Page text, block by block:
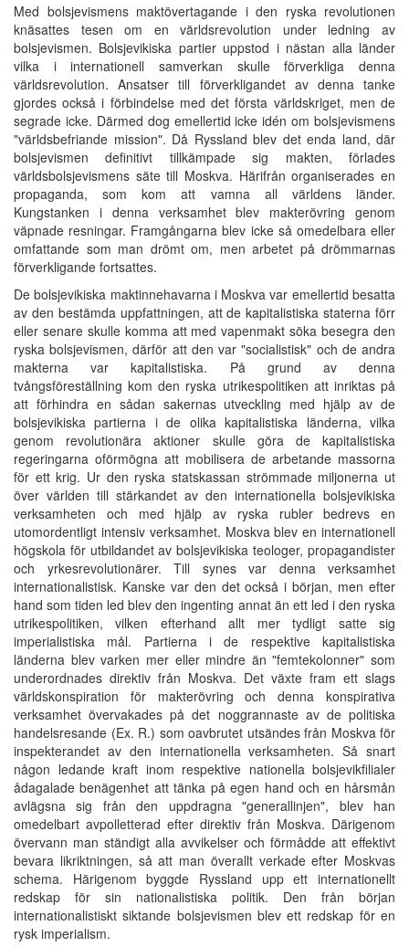
Med bolsjevismens maktövertagande i den ryska revolutionen
knäsattes tesen om en världsrevolution under ledning av
bolsjevismen. Bolsjevikiska partier uppstod i nästan alla länder
vilka i internationell samverkan skulle förverkliga denna
världsrevolution. Ansatser till förverkligandet av denna tanke
gjordes också i förbindelse med det första världskriget, men de
segrade icke. Därmed dog emellertid icke idén om bolsjevismens
"världsbefriande mission". Då Ryssland blev det enda land, där
bolsjevismen definitivt tillkämpade sig makten, förlades
världsbolsjevismens säte till Moskva. Härifrån organiserades en
propaganda, som kom att vamna all världens länder.
Kungstanken i denna verksamhet blev makterövring genom
väpnade resningar. Framgångarna blev icke så omedelbara eller
omfattande som man drömt om, men arbetet på drömmarnas
förverkligande fortsattes.
De bolsjevikiska maktinnehavarna i Moskva var emellertid besatta
av den bestämda uppfattningen, att de kapitalistiska staterna förr
eller senare skulle komma att med vapenmakt söka besegra den
ryska bolsjevismen, därför att den var "socialistisk" och de andra
makterna var kapitalistiska. På grund av denna
tvångsföreställning kom den ryska utrikespolitiken att inriktas på
att förhindra en sådan sakernas utveckling med hjälp av de
bolsjevikiska partierna i de olika kapitalistiska länderna, vilka
genom revolutionära aktioner skulle göra de kapitalistiska
regeringarna oförmögna att mobilisera de arbetande massorna
för ett krig. Ur den ryska statskassan strömmade miljonerna ut
över världen till stärkandet av den internationella bolsjevikiska
verksamheten och med hjälp av ryska rubler bedrevs en
utomordentligt intensiv verksamhet. Moskva blev en internationell
högskola för utbildandet av bolsjevikiska teologer, propagandister
och yrkesrevolutionärer. Till synes var denna verksamhet
internationalistisk. Kanske var den det också i början, men efter
hand som tiden led blev den ingenting annat än ett led i den ryska
utrikespolitiken, vilken efterhand allt mer tydligt satte sig
imperialistiska mål. Partierna i de respektive kapitalistiska
länderna blev varken mer eller mindre än "femtekolonner" som
underordnades direktiv från Moskva. Det växte fram ett slags
världskonspiration för makterövring och denna konspirativa
verksamhet övervakades på det noggrannaste av de politiska
handelsresande (Ex. R.) som oavbrutet utsändes från Moskva för
inspekterandet av den internationella verksamheten. Så snart
någon ledande kraft inom respektive nationella bolsjevikfilialer
ådagalade benägenhet att tänka på egen hand och en hårsmån
avlägsna sig från den uppdragna "generallinjen", blev han
omedelbart avpolletterad efter direktiv från Moskva. Därigenom
övervann man ständigt alla avvikelser och förmådde att effektivt
bevara likriktningen, så att man överallt verkade efter Moskvas
schema. Härigenom byggde Ryssland upp ett internationellt
redskap för sin nationalistiska politik. Den från början
internationalistiskt siktande bolsjevismen blev ett redskap för en
rysk imperialism.